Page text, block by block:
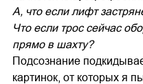
А, что если лифт
Что если трос сейчас
прямо в шахту?
Подсознание
картинок, от которых я